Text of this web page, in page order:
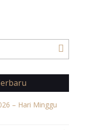
– Hari Minggu